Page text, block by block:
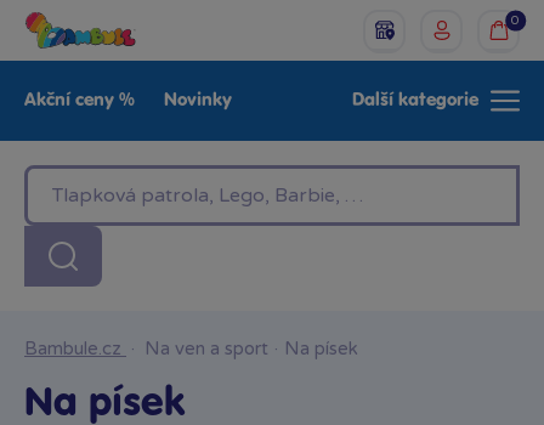
0
Akční ceny % Novinky
LEGO®
Baby Značky
Další kategorie
Bambule.cz · Na ven a sport · Na písek
Na písek